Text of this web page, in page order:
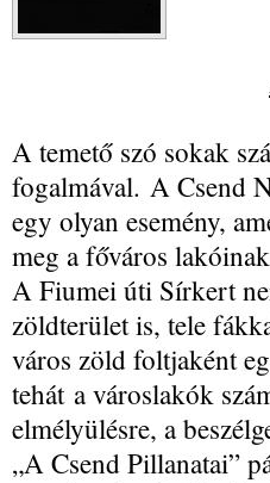
A temető szó sokak
fogalmával. A Csend
egy olyan esemény,
meg a főváros
A Fiumei úti Sírkert
zöldterület is, tele
város zöld foltjaként
tehát a városlakók
elmélyülésre, a
„A Csend Pillanatai”